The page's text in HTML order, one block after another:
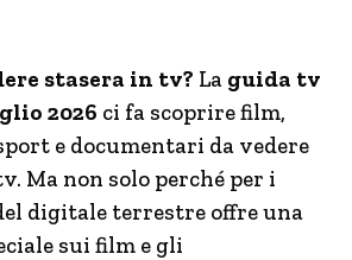
stasera in tv? La guida tv
2026 ci fa scoprire film,
e documentari da vedere
Ma non solo perché per i
digitale terrestre offre una
sui film e gli